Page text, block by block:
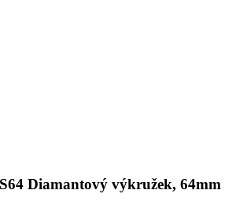
Diamantový výkružek, 64mm